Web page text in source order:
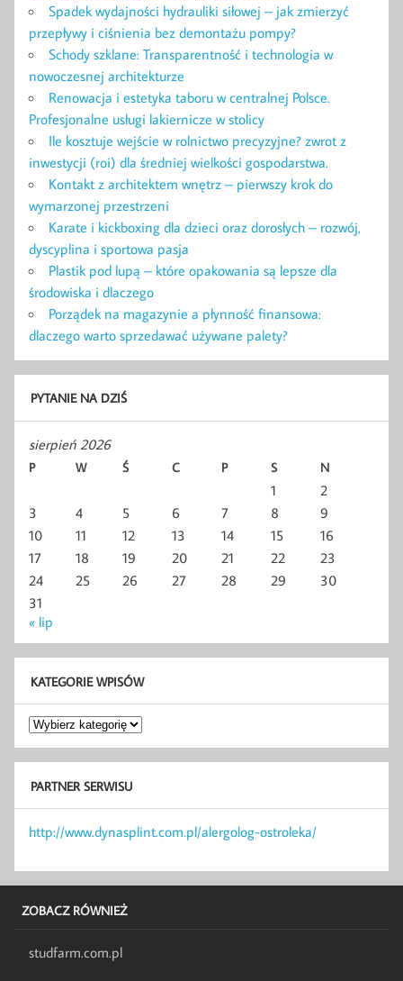
Spadek wydajności hydrauliki siłowej – jak zmierzyć
przepływy i ciśnienia bez demontażu pompy?
Schody szklane: Transparentność i technologia w
nowoczesnej architekturze
Renowacja i estetyka taboru w centralnej Polsce.
Profesjonalne usługi lakiernicze w stolicy
Ile kosztuje wejście w rolnictwo precyzyjne? zwrot z
inwestycji (roi) dla średniej wielkości gospodarstwa.
Kontakt z architektem wnętrz – pierwszy krok do
wymarzonej przestrzeni
Karate i kickboxing dla dzieci oraz dorosłych – rozwój,
dyscyplina i sportowa pasja
Plastik pod lupą – które opakowania są lepsze dla
środowiska i dlaczego
Porządek na magazynie a płynność finansowa:
dlaczego warto sprzedawać używane palety?
PYTANIE NA DZIŚ
sierpień 2026
P W Ś C P S N
1
2
3
4 5 6 7 8
9
10
11 12 13 14 15
16
17
18 19 20 21 22
23
24
25 26 27 28 29
30
31
« lip
KATEGORIE WPISÓW
Kategorie
wpisów
PARTNER SERWISU
http://www.dynasplint.com.pl/alergolog-ostroleka/
ZOBACZ RÓWNIEŻ
studfarm.com.pl